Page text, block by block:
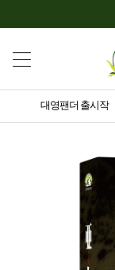
대영팬더 출시작